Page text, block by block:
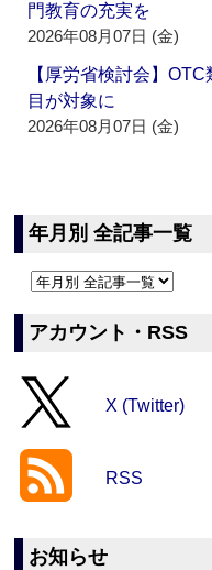
門教育の充実を
2026年08月07日 (金)
【厚労省検討会】
目が対象に
2026年08月07日 (金)
年月別 全記事一覧
アカウント・RSS
X (Twitter)
RSS
お知らせ